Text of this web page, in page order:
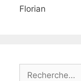
Florian